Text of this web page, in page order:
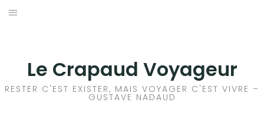
Aller
Le Crapaud Voyageur
RESTER C'EST EXISTER, MAIS VOYAGER C'EST VIVRE –
GUSTAVE NADAUD
EUROPE